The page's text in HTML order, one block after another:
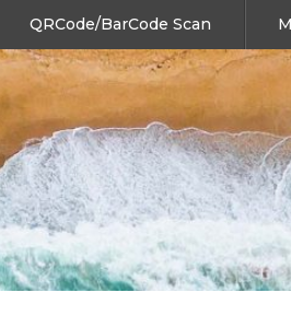
QRCode/BarCode Scan